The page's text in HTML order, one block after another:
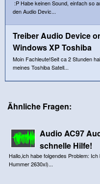
:P Habe keinen Sound, einfach so
den Audio Devic...
Treiber Audio Device
Windows XP Toshiba
Moin Fachleute!Seit ca 2 Stunden
meines Toshiba Satell...
Ähnliche Fragen:
Audio AC97
schnelle Hilfe!
Hallo,ich habe folgendes Problem:
Hummer 2630xl)...